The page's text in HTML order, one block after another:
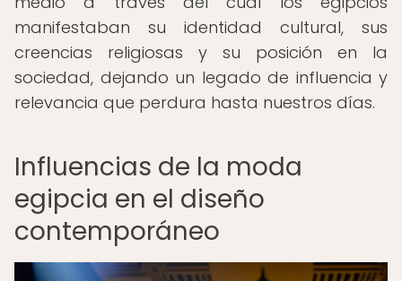
manifestaban su identidad cultural, sus
creencias religiosas y su posición en la
sociedad, dejando un legado de influencia y
relevancia que perdura hasta nuestros días.
Influencias de la moda
egipcia en el diseño
contemporáneo